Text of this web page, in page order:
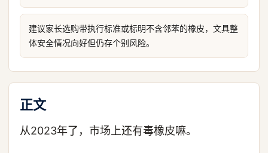
建议家长选购带执行标准或标明不含邻苯的橡皮，文具整
体安全情况向好但仍存个别风险。
正文
从2023年了，市场上还有毒橡皮嘛。